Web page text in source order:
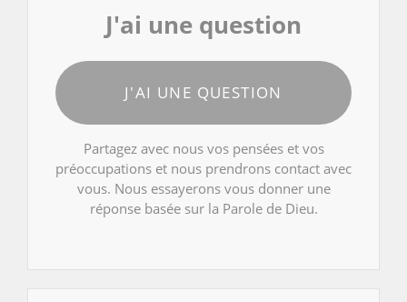
J'ai une question
J'AI UNE QUESTION
Partagez avec nous vos pensées et vos
préoccupations et nous prendrons contact avec
vous. Nous essayerons vous donner une
réponse basée sur la Parole de Dieu.